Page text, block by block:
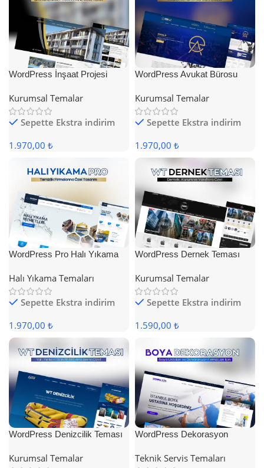
WordPress İnşaat Projesi
Kurumsal Temalar
Sepette Ekstra indirim
1.970,00 ₺
WordPress Avukat Bürosu
Kurumsal Temalar
Sepette Ekstra indirim
1.970,00 ₺
WordPress Pro Halı Yıkama
Halı Yıkama Temaları
Sepette Ekstra indirim
1.970,00 ₺
WordPress Dernek Teması
Kurumsal Temalar
Sepette Ekstra indirim
1.590,00 ₺
WordPress Denizcilik Teması
Kurumsal Temalar
WordPress Dekorasyon
Teknik Servis Temaları